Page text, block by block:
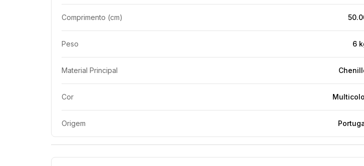
Comprimento (cm)
Peso 6
Material Principal
Cor
Origem